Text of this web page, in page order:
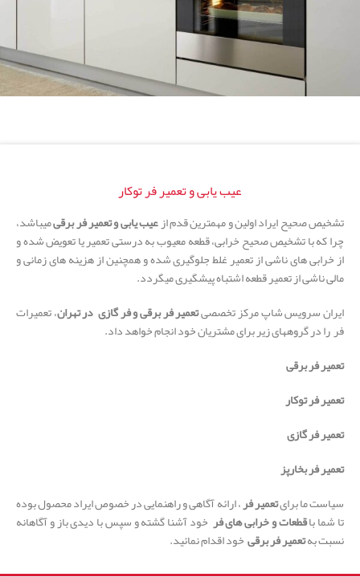
عیب یابی و تعمیر فر توکار
تشخیص صحیح ایراد اولین و مهمترین قدم ازعیب یابی و تعمیر فر برقیمیباشد،
چرا که با تشخیص صحیح خرابی، قطعه معیوب به درستی تعمیر یا تعویض شده و
از خرابی های ناشی از تعمیر غلط جلوگیری شده و همچنین از هزینه های زمانی و
مالی ناشی از تعمیر قطعه اشتباه پیشگیری میگردد.
ایران سرویس شاپ مرکز تخصصیتعمیر فر برقی و فر گازی در تهران، تعمیرات
فر را در گروههای زیر برای مشتریان خود انجام خواهد داد.
تعمیر فر برقی
تعمیر فر توکار
تعمیر فر گازی
تعمیر فر بخارپز
سیاست ما برایتعمیر فر، ارائه آگاهی و راهنمایی در خصوص ایراد محصول بوده
تا شما باقطعات و خرابی های فر خود آشنا گشته و سپس با دیدی باز و آگاهانه
نسبت بهتعمیر فر برقیخود اقدام نمائید.